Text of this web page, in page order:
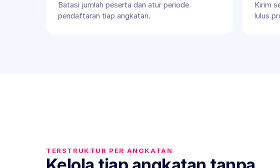
Batasi jumlah peserta dan atur periode
pendaftaran tiap angkatan.
Kirim
lulus
TERSTRUKTUR PER ANGKATAN